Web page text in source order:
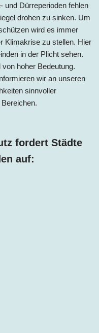
und Dürreperioden fehlen
drohen zu sinken. Um
wird es immer
Klimakrise zu stellen. Hier
in der Plicht sehen.
hoher Bedeutung.
wir an unseren
sinnvoller
fordert Städte
auf: